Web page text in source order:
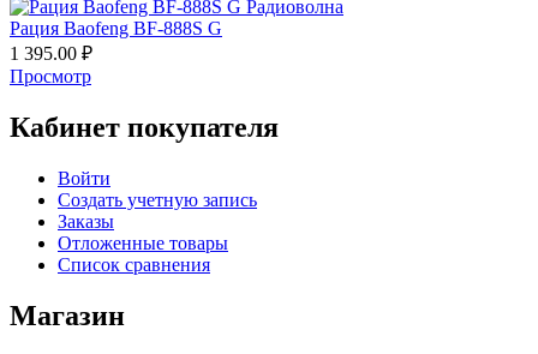
Рация Baofeng BF-888S G
1 395.00 ₽
Просмотр
Кабинет покупателя
Войти
Создать учетную запись
Заказы
Отложенные товары
Список сравнения
Магазин